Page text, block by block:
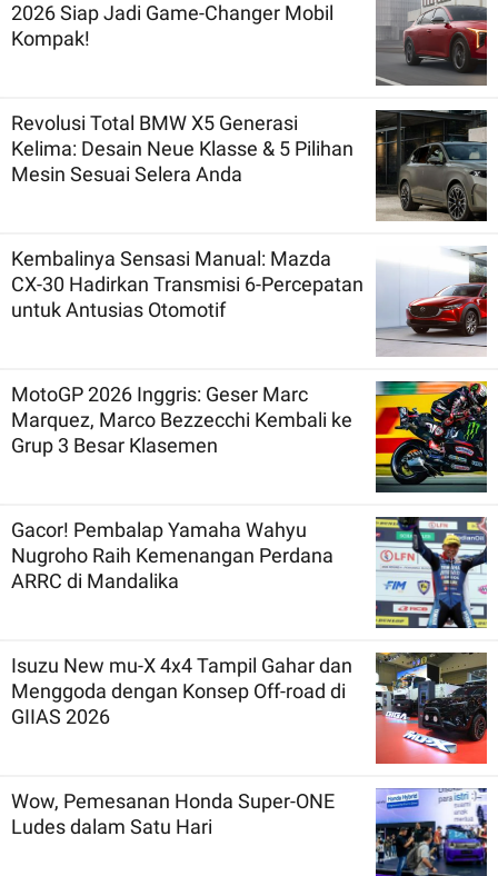
2026 Siap Jadi Game-Changer Mobil
Kompak!
Revolusi Total BMW X5 Generasi
Kelima: Desain Neue Klasse & 5 Pilihan
Mesin Sesuai Selera Anda
Kembalinya Sensasi Manual: Mazda
CX-30 Hadirkan Transmisi 6-Percepatan
untuk Antusias Otomotif
MotoGP 2026 Inggris: Geser Marc
Marquez, Marco Bezzecchi Kembali ke
Grup 3 Besar Klasemen
Gacor! Pembalap Yamaha Wahyu
Nugroho Raih Kemenangan Perdana
ARRC di Mandalika
Isuzu New mu-X 4x4 Tampil Gahar dan
Menggoda dengan Konsep Off-road di
GIIAS 2026
Wow, Pemesanan Honda Super-ONE
Ludes dalam Satu Hari